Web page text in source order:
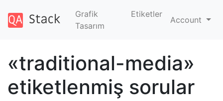
Grafik
Tasarım
Etiketler
Account
«traditional-media»
etiketlenmiş sorular